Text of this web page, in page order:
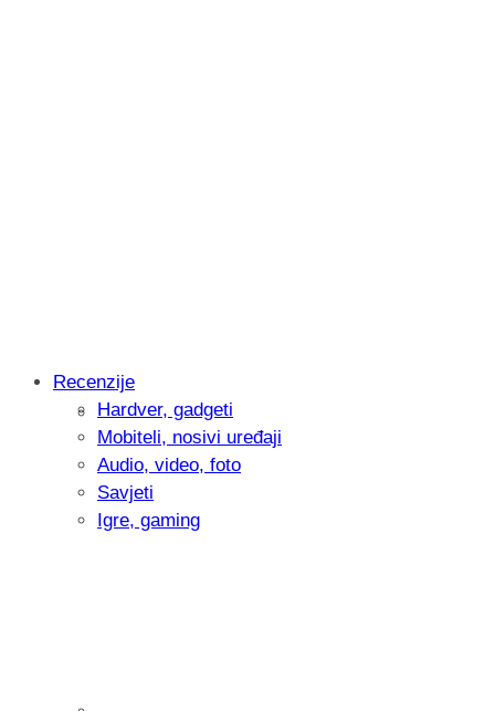
Intervju: Goran Jović, fotograf -
Recenzije
Hardver, gadgeti
Mobiteli, nosivi uređaji
Audio, video, foto
Savjeti
Igre, gaming